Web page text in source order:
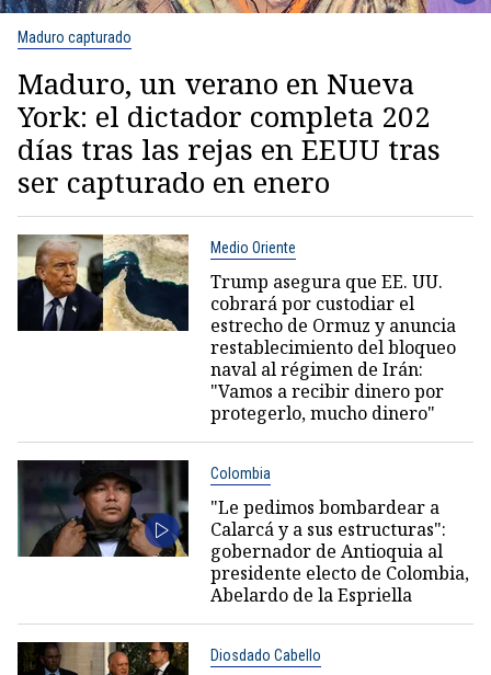
Maduro capturado
Maduro, un verano en Nueva
York: el dictador completa 202
días tras las rejas en EEUU tras
ser capturado en enero
Medio Oriente
Trump asegura que EE. UU.
cobrará por custodiar el
estrecho de Ormuz y anuncia
restablecimiento del bloqueo
naval al régimen de Irán:
"Vamos a recibir dinero por
protegerlo, mucho dinero"
Colombia
"Le pedimos bombardear a
Calarcá y a sus estructuras":
gobernador de Antioquia al
presidente electo de Colombia,
Abelardo de la Espriella
Diosdado Cabello